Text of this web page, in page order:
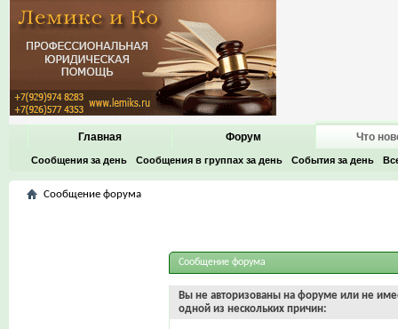
Главная Форум Что
Сообщения за день Сообщения в группах за день События за день
Сообщение форума
Сообщение форума
Вы не авторизованы на форуме или не
одной из нескольких причин: